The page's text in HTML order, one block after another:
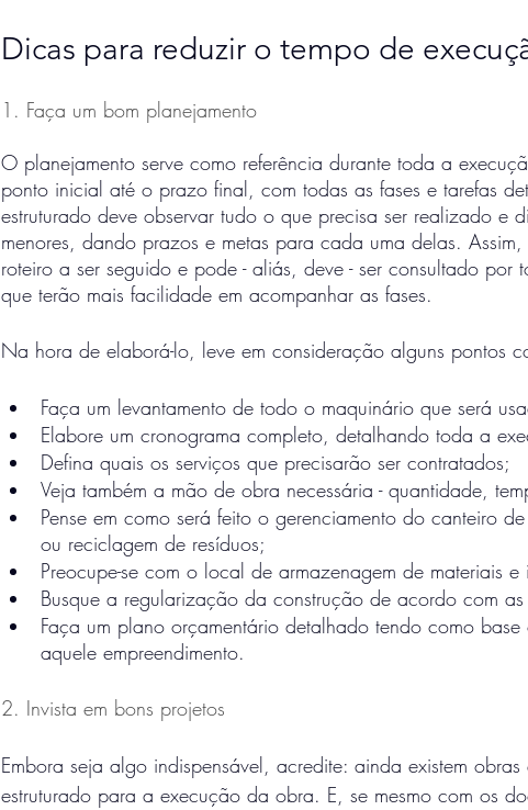
Dicas para reduzir o tempo de
1. Faça um bom planejamento
O planejamento serve como referência durante toda a
ponto inicial até o prazo final, com todas as fases e tarefas
estruturado deve observar tudo o que precisa ser realizado e
menores, dando prazos e metas para cada uma delas.
roteiro a ser seguido e pode - aliás, deve - ser consultado por
que terão mais facilidade em acompanhar as fases.
Na hora de elaborá-lo, leve em consideração alguns pontos
Faça um levantamento de todo o maquinário que será
Elabore um cronograma completo, detalhando toda a
Defina quais os serviços que precisarão ser contratados;
Veja também a mão de obra necessária - quantidade,
Pense em como será feito o gerenciamento do canteiro
ou reciclagem de resíduos;
Preocupe-se com o local de armazenagem de materiais e
Busque a regularização da construção de acordo com
Faça um plano orçamentário detalhado tendo como
aquele empreendimento.
2. Invista em bons projetos
Embora seja algo indispensável, acredite: ainda existem
estruturado para a execução da obra. E, se mesmo com os